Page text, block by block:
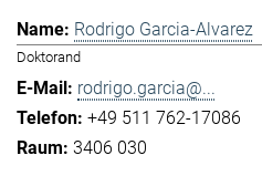
Rodrigo Garcia-Alvarez
Doktorand
rodrigo.garcia@...
+49 511 762-17086
3406 030